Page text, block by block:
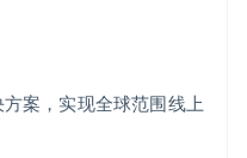
案，实现全球范围线上